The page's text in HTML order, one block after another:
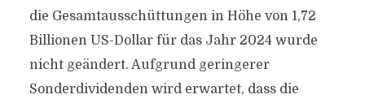
die Gesamtausschüttungen in Höhe von 1,72
Billionen US-Dollar für das Jahr 2024 wurde
nicht geändert. Aufgrund geringerer
Sonderdividenden wird erwartet, dass die